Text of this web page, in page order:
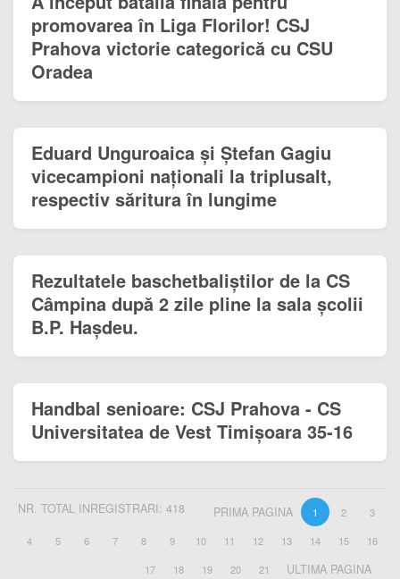
promovarea în Liga Florilor! CSJ
Prahova victorie categorică cu CSU
Oradea
Eduard Unguroaica și Ștefan Gagiu
vicecampioni naționali la triplusalt,
respectiv săritura în lungime
Rezultatele baschetbaliștilor de la CS
Câmpina după 2 zile pline la sala școlii
B.P. Hașdeu.
Handbal senioare: CSJ Prahova - CS
Universitatea de Vest Timișoara 35-16
NR. TOTAL INREGISTRARI: 418 PRIMA PAGINA 1 2
3
4
5 6 7 8 9 10 11 12 13 14 15
16
17
18 19 20 21 ULTIMA PAGINA